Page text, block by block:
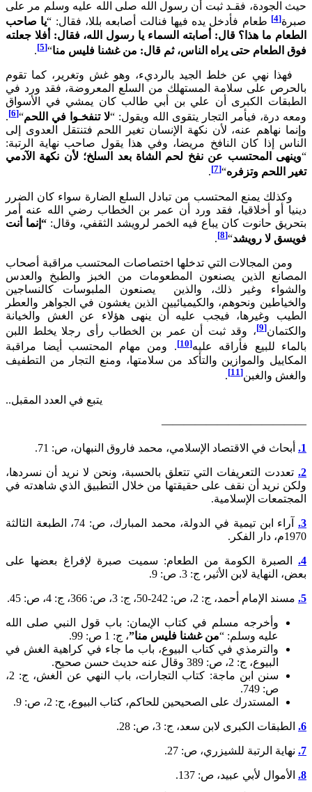
فقـد ثبت أن رسول الله صلى الله عليه وسلم مر على
طعام فأدخل يده فيها فنالت أصابعه بللا، فقال: “يا صاحب
ما هذا؟ قال: أصابته السماء يا رسول الله، فقال: أفلا جعلته
حتى يراه الناس، ثم قال: من غشنا فليس منا“
.
نهي عن خلط الجيد بالرديء، وهو غش وتغرير، كما تقوم
على سلامة المستهلك من السلع المعروضة، فقد ورد في
الكبرى أن علي بن أبي طالب كان يمشي في الأسواق
درة، فيأمر التجار يتقوى الله ويقول: “لا تنفخـوا في اللحم [6]
.
نهاهم عنه، لأن نكهة الإنسان تغير اللحم فتنتقل العدوى إلى
إذا كان النافخ مريضا، وفي هذا يقول صاحب نهاية الرتبة:
المحتسب عن نفخ لحم الشاة بعد السلخ؛ لأن نكهة الآدمي
اللحم وتزفره“
[7]
.
يمنع المحتسب من تبادل السلع الضارة سواء كان الضرر
أو أخلاقيا، فقد ورد أن عمر بن الخطاب رضي الله عنه أمر
حانوت كان يباع فيه الخمر لرويشد الثقفي، وقال:“إنما أنت
لا رويشد “
.
المجالات التي تدخلها اختصاصات المحتسب مراقبة أصحاب
الذين يصنعون المطعومات من الخبز والطبخ والعدس
وغير ذلك، والذين يصنعون الملبوسات كالنساجين
ونحوهم، والكيميائيين الذين يغشون في الجواهر والعطر
وغيرها، فيجب عليه أن ينهى هؤلاء عن الغش والخيانة
[9]
، وقد ثبت أن عمر بن الخطاب رأى رجلا يخلط اللبن
للبيع فأراقه عليه
. ومن مهام المحتسب أيضا مراقبة
والموازين والتأكد من سلامتها، ومنع التجار من التطفيف
والغبن
.
يتبع في العدد المقبل..
في الاقتصاد الإسلامي، محمد فاروق النبهان، ص: 71.
التعريفات التي تتعلق بالحسبة، ونحن لا نريد أن نسردها،
نريد أن نقف على حقيقتها من خلال التطبيق الذي شاهدته في
الإسلامية.
آراء ابن تيمية في الدولة، محمد المبارك، ص: 74، الطبعة الثالثة
الكومة من الطعام: سميت صبرة لإفراغ بعضها على
لابن الأثير، ج: 3. ص: 9.
أحمد، ج: 2، ص: 242-50، ج: 3، ص: 366، ج: 4، ص: 45.
وأخرجه مسلم في كتاب الإيمان: باب قول النبي صلى الله
عليه وسلم: “من غشنا فليس منا” ، ج: 1 ص: 99.
والترمذي في كتاب البيوع، باب ما جاء في كراهية الغش في
البيوع، ج: 2، ص: 389 وقال عنه حديث حسن صحيح.
سنن ابن ماجة: كتاب التجارات، باب النهي عن الغش، ج: 2،
المستدرك على الصحيحين للحاكم، كتاب البيوع، ج: 2، ص: 9.
الكبرى لابن سعد، ج: 3، ص: 28.
الرتبة للشيزري، ص: 27.
لأبي عبيد، ص: 137.